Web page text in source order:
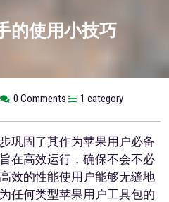
的使用小技巧
0 Comments 1 category
巩固了其作为苹果用户必备
在高效运行，确保不会不必
效的性能使用户能够无缝地
任何类型苹果用户工具包的